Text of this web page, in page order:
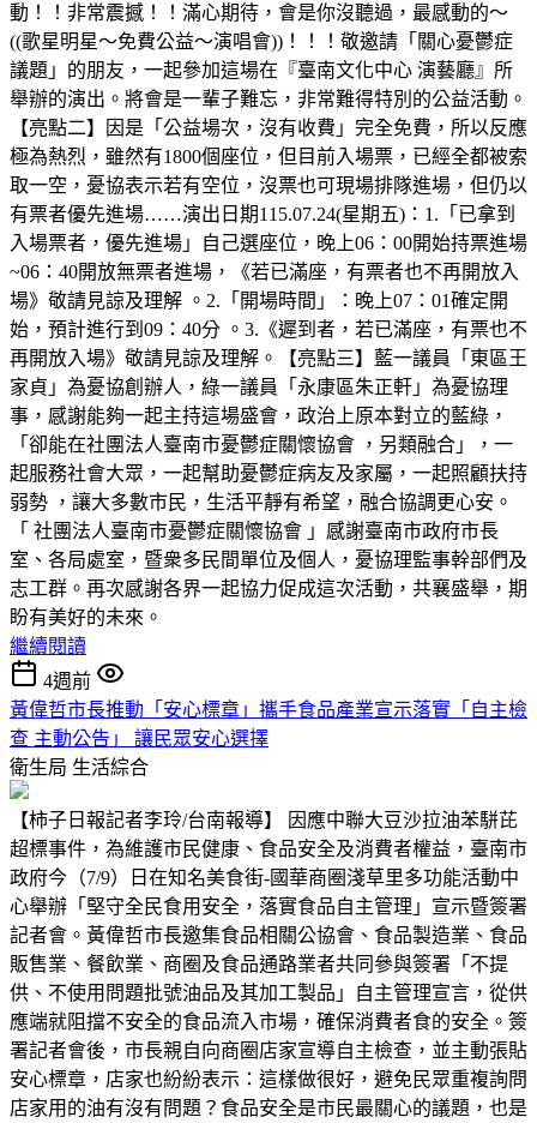
動！！非常震撼！！滿心期待，會是你沒聽過，最感動的～
((歌星明星～免費公益～演唱會))！！！敬邀請「關心憂鬱症
議題」的朋友，一起參加這場在『臺南文化中心 演藝廳』所
舉辦的演出。將會是一輩子難忘，非常難得特別的公益活動。
【亮點二】因是「公益場次，沒有收費」完全免費，所以反應
極為熱烈，雖然有1800個座位，但目前入場票，已經全都被索
取一空，憂協表示若有空位，沒票也可現場排隊進場，但仍以
有票者優先進場……演出日期115.07.24(星期五)：1.「已拿到
入場票者，優先進場」自己選座位，晚上06：00開始持票進場
~06：40開放無票者進場，《若已滿座，有票者也不再開放入
場》敬請見諒及理解 。2.「開場時間」：晚上07：01確定開
始，預計進行到09：40分 。3.《遲到者，若已滿座，有票也不
再開放入場》敬請見諒及理解。【亮點三】藍一議員「東區王
家貞」為憂協創辦人，綠一議員「永康區朱正軒」為憂協理
事，感謝能夠一起主持這場盛會，政治上原本對立的藍綠，
「卻能在社團法人臺南市憂鬱症關懷協會 ，另類融合」，一
起服務社會大眾，一起幫助憂鬱症病友及家屬，一起照顧扶持
弱勢 ，讓大多數市民，生活平靜有希望，融合協調更心安。
「 社團法人臺南市憂鬱症關懷協會 」感謝臺南市政府市長
室、各局處室，暨衆多民間單位及個人，憂協理監事幹部們及
志工群。再次感謝各界一起協力促成這次活動，共襄盛舉，期
盼有美好的未來。
繼續閱讀
4週前
黃偉哲市長推動「安心標章」攜手食品產業宣示落實「自主檢
查 主動公告」 讓民眾安心選擇
衛生局 生活綜合
【柿子日報記者李玲/台南報導】 因應中聯大豆沙拉油苯駢芘
超標事件，為維護市民健康、食品安全及消費者權益，臺南市
政府今（7/9）日在知名美食街-國華商圈淺草里多功能活動中
心舉辦「堅守全民食用安全，落實食品自主管理」宣示暨簽署
記者會。黃偉哲市長邀集食品相關公協會、食品製造業、食品
販售業、餐飲業、商圈及食品通路業者共同參與簽署「不提
供、不使用問題批號油品及其加工製品」自主管理宣言，從供
應端就阻擋不安全的食品流入市場，確保消費者食的安全。簽
署記者會後，市長親自向商圈店家宣導自主檢查，並主動張貼
安心標章，店家也紛紛表示：這樣做很好，避免民眾重複詢問
店家用的油有沒有問題？食品安全是市民最關心的議題，也是